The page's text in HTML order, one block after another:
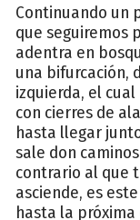
Continuando un
que seguiremos
adentra en
una bifurcación,
izquierda, el
con cierres de
hasta llegar
sale don
contrario al que
asciende, es
hasta la próxima